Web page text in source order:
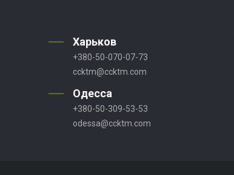
Харьков
+380-50-070-07-73
ccktm@ccktm.com
Одесса
+380-50-309-53-53
odessa@ccktm.com